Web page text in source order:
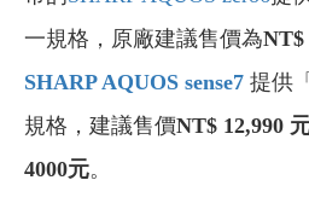
一規格，原廠建議售價為NT$
SHARP AQUOS sense7 提供「
規格，建議售價NT$ 12,990
4000元。